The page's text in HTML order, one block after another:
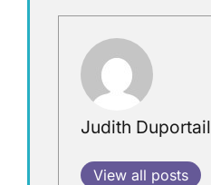
Judith Duportail
View all posts